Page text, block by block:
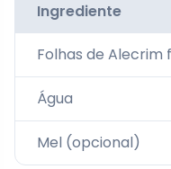
Ingrediente
Folhas de Alecrim
Água
Mel (opcional)